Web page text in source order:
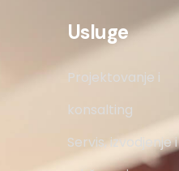
Usluge
Projektovanje i
konsalting
Servis, izvodjenje i